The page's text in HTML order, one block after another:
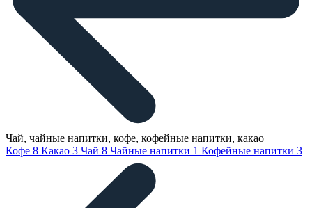
Чай, чайные напитки, кофе, кофейные напитки, какао
Кофе 8 Какао 3 Чай 8 Чайные напитки 1 Кофейные напитки 3